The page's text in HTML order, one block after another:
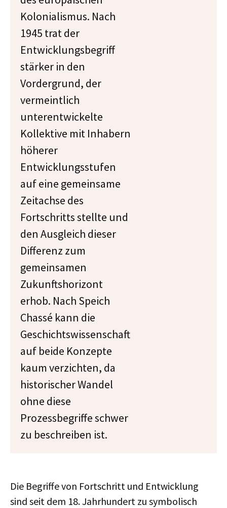
Kolonialismus. Nach
1945 trat der
Entwicklungsbegriff
stärker in den
Vordergrund, der
vermeintlich
unterentwickelte
Kollektive mit Inhabern
höherer
Entwicklungsstufen
auf eine gemeinsame
Zeitachse des
Fortschritts stellte und
den Ausgleich dieser
Differenz zum
gemeinsamen
Zukunftshorizont
erhob. Nach Speich
Chassé kann die
Geschichtswissenschaft
auf beide Konzepte
kaum verzichten, da
historischer Wandel
ohne diese
Prozessbegriffe schwer
zu beschreiben ist.
Die Begriffe von Fortschritt und Entwicklung
sind seit dem 18. Jahrhundert zu symbolisch